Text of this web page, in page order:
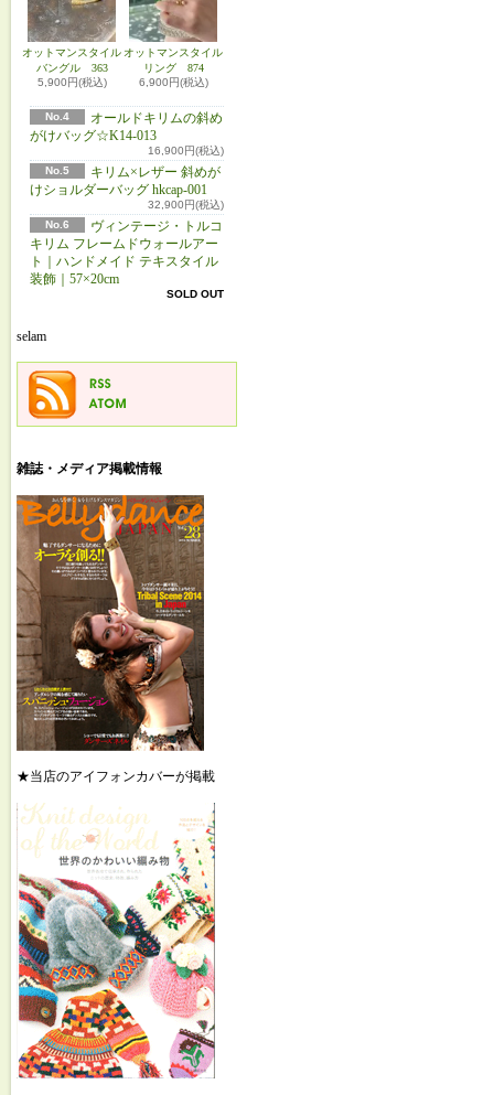
オットマンスタイル
バングル 363
5,900円(税込)
オットマンスタイル
リング 874
6,900円(税込)
No.4
オールドキリムの斜め
がけバッグ☆K14-013
16,900円(税込)
No.5
キリム×レザー 斜めが
けショルダーバッグ hkcap-001
32,900円(税込)
No.6
ヴィンテージ・トルコ
キリム フレームドウォールアー
ト｜ハンドメイド テキスタイル
装飾｜57×20cm
SOLD OUT
selam
雑誌・メディア掲載情報
★当店のアイフォンカバーが掲載